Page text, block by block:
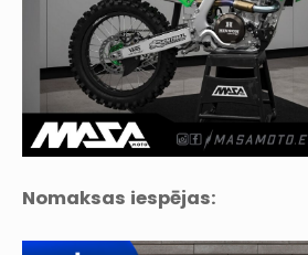
Nomaksas iespējas: